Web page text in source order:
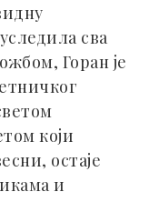
сва
Горан је
који
остаје
и